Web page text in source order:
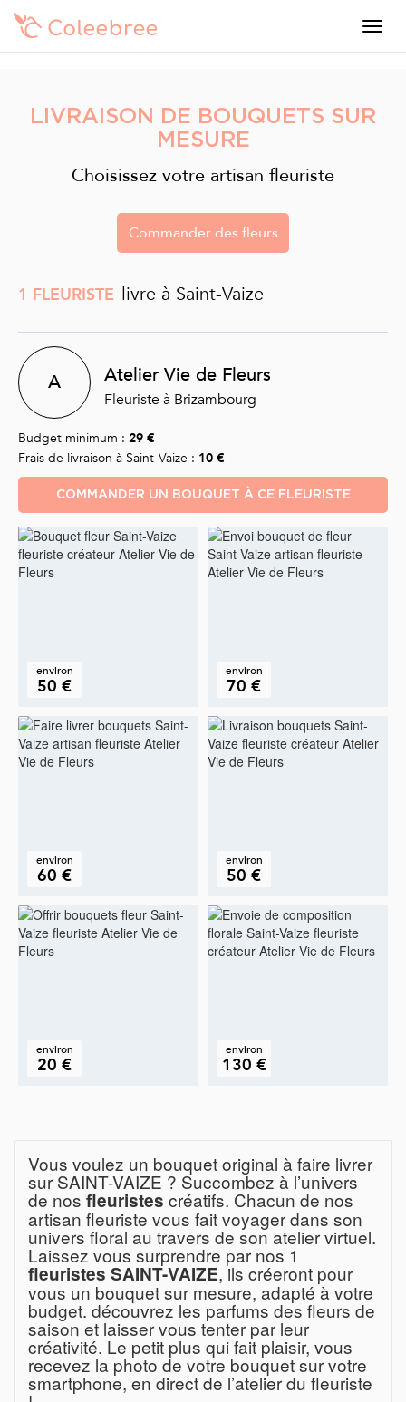
LIVRAISON DE BOUQUETS SUR
MESURE
Choisissez votre artisan fleuriste
Commander des fleurs
1 FLEURISTE livre à Saint-Vaize
A Atelier Vie de Fleurs
Fleuriste à Brizambourg
Budget minimum : 29 €
Frais de livraison à Saint-Vaize : 10 €
COMMANDER UN BOUQUET À CE FLEURISTE
environ
50 €
environ
70 €
environ
60 €
environ
50 €
environ
20 €
environ
130 €
Vous voulez un bouquet original à faire livrer
sur SAINT-VAIZE ? Succombez à l’univers
de nos fleuristes créatifs. Chacun de nos
artisan fleuriste vous fait voyager dans son
univers floral au travers de son atelier virtuel.
Laissez vous surprendre par nos 1
fleuristes SAINT-VAIZE, ils créeront pour
vous un bouquet sur mesure, adapté à votre
budget. découvrez les parfums des fleurs de
saison et laisser vous tenter par leur
créativité. Le petit plus qui fait plaisir, vous
recevez la photo de votre bouquet sur votre
smartphone, en direct de l’atelier du fleuriste